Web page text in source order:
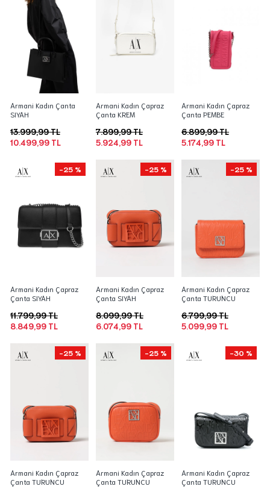
Armani Kadın Çanta
SIYAH
10.499,99 TL
13.999,99 TL
Armani Kadın Çapraz
Çanta KREM
5.924,99 TL
7.899,99 TL
Armani Kadın Çapraz
Çanta PEMBE
5.174,99 TL
6.899,99 TL
-25 %
Armani Kadın Çapraz
Çanta SIYAH
8.849,99 TL
11.799,99 TL
-25 %
Armani Kadın Çapraz
Çanta SIYAH
6.074,99 TL
8.099,99 TL
-25 %
Armani Kadın Çapraz
Çanta TURUNCU
5.099,99 TL
6.799,99 TL
-25 %
Armani Kadın Çapraz
Çanta TURUNCU
-25 %
Armani Kadın Çapraz
Çanta TURUNCU
-30 %
Armani Kadın Çapraz
Çanta TURUNCU